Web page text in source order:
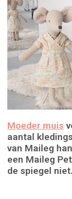
Moeder muis
aantal
van Maileg
een Maileg
de spiegel niet.